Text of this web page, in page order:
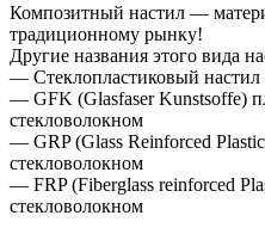
Композитный настил —
традиционному рынку!
Другие названия этого вида
— Стеклопластиковый настил
— GFK (Glasfaser Kunstsoffe)
стекловолокном
— GRP (Glass Reinforced
стекловолокном
— FRP (Fiberglass reinforced
стекловолокном